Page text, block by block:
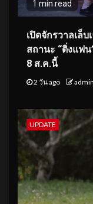
1 min read
เปิดจักรวาลเล็บ
สถานะ “ติ่งแฟ
8 ส.ค.นี้
2 วัน ago admin
UPDATE